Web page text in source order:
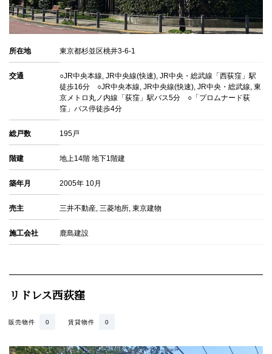
所在地 東京都杉並区桃井3-6-1
交通
○JR中央本線, JR中央線(快速), JR中央・総武線「西荻窪」駅
徒歩16分 ○JR中央本線, JR中央線(快速), JR中央・総武線, 東
京メトロ丸ノ内線「荻窪」駅バス5分 ○「プロムナード荻
窪」バス停徒歩4分
総戸数 195戸
階建 地上14階 地下1階建
築年月 2005年 10月
売主 三井不動産, 三菱地所, 東京建物
施工会社 鹿島建設
リドレス西荻窪
賃貸物件 0
販売物件 0